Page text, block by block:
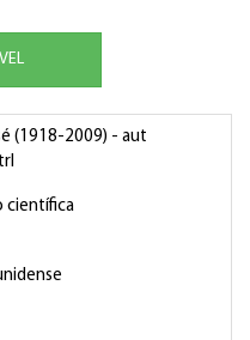
(1918-2009) - aut
científica